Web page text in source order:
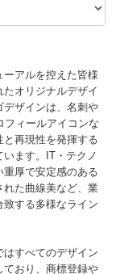
アルを控えた皆様
オリジナルデザイ
デザインは、名刺や
フィールアイコンな
再現性を発揮する
ます。IT・テクノ
厚で安定感のある
れた曲線美など、業
する多様なライン
すべてのデザイン
ており、商標登録や